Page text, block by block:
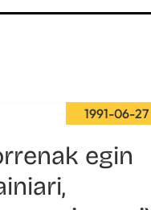
1991-06-27
egin